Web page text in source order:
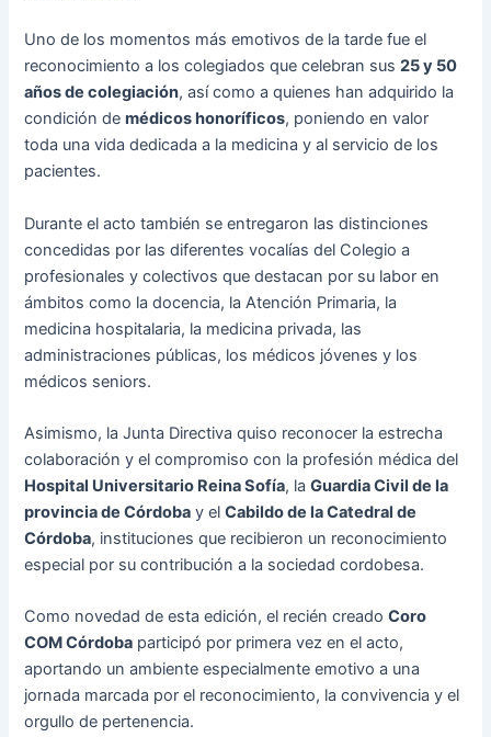
Uno de los momentos más emotivos de la tarde fue el
reconocimiento a los colegiados que celebran sus25 y 50
años de colegiación, así como a quienes han adquirido la
condición demédicos honoríficos, poniendo en valor
toda una vida dedicada a la medicina y al servicio de los
pacientes.
Durante el acto también se entregaron las distinciones
concedidas por las diferentes vocalías del Colegio a
profesionales y colectivos que destacan por su labor en
ámbitos como la docencia, la Atención Primaria, la
medicina hospitalaria, la medicina privada, las
administraciones públicas, los médicos jóvenes y los
médicos seniors.
Asimismo, la Junta Directiva quiso reconocer la estrecha
colaboración y el compromiso con la profesión médica del
Hospital Universitario Reina Sofía, laGuardia Civil de la
provincia de Córdoba y elCabildo de la Catedral de
Córdoba, instituciones que recibieron un reconocimiento
especial por su contribución a la sociedad cordobesa.
Como novedad de esta edición, el recién creadoCoro
COM Córdoba participó por primera vez en el acto,
aportando un ambiente especialmente emotivo a una
jornada marcada por el reconocimiento, la convivencia y el
orgullo de pertenencia.